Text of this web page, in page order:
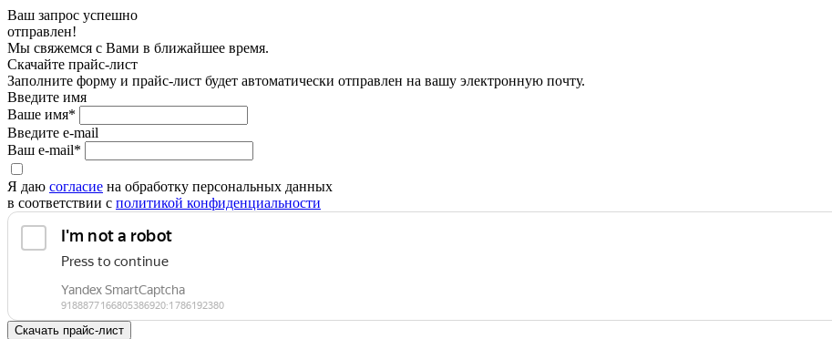
Ваш запрос успешно
отправлен!
Мы свяжемся с Вами в ближайшее время.
Скачайте прайс-лист
Заполните форму и прайс-лист будет автоматически отправлен на вашу электронную почту.
Введите имя
Ваше имя*
Введите e-mail
Ваш e-mail*
Я даю согласие на обработку персональных данных
в соответствии с политикой конфиденциальности